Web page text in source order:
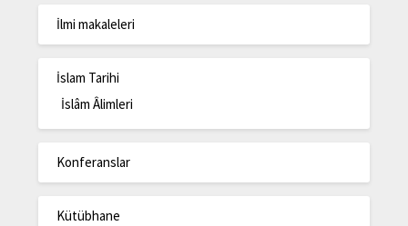
İlmi makaleleri
İslam Tarihi
İslâm Âlimleri
Konferanslar
Kütübhane